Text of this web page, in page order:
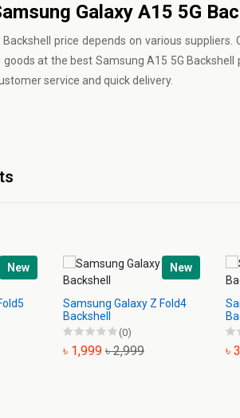
Galaxy A15 5G
price depends on various
goods at the best Samsung A15 5G
service and quick delivery.
New New
Samsung Galaxy Z Fold4
Backshell
(0)
৳ 1,999 ৳ 2,999 ৳